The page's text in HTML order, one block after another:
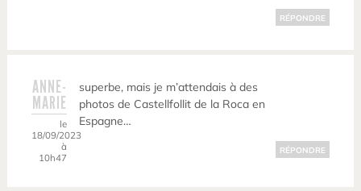
RÉPONDRE
ANNE-
MARIE
le
18/09/2023
à
10h47
superbe, mais je m’attendais à des
photos de Castellfollit de la Roca en
Espagne…
RÉPONDRE